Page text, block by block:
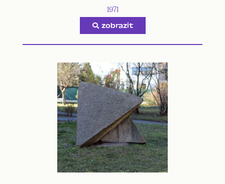
1971
zobrazit